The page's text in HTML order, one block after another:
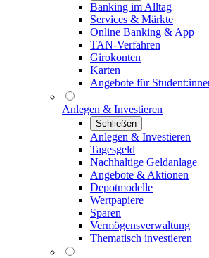
Banking im Alltag
Services & Märkte
Online Banking & App
TAN-Verfahren
Girokonten
Karten
Angebote für
Anlegen & Investieren
Schließen
Anlegen & Investieren
Tagesgeld
Nachhaltige Geldanlage
Angebote & Aktionen
Depotmodelle
Wertpapiere
Sparen
Vermögensverwaltung
Thematisch investieren